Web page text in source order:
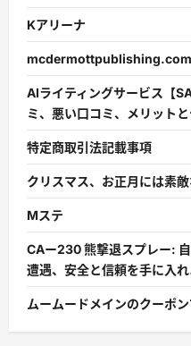
Kアリーナ
mcdermottpublishing.com
AIライティングサービス【
ミ、悪い口コミ、メリット
特定商取引法記載事項
クリスマス、お正月には素
Mステ
CAー230 熊撃退スプレー:
遭遇、安全と信頼を手に入れ
ムームードメインのクーポ